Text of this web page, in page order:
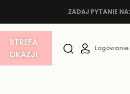
ZADAJ PYTANIE NA:
STREFA
OKAZJI